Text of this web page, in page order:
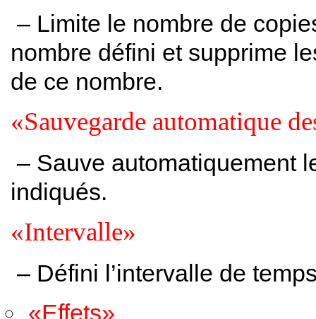
– Limite le nombre de
nombre défini et supprime
de ce nombre.
«Sauvegarde automatique
– Sauve automatiquement
indiqués.
«Intervalle»
– Défini l’intervalle de
«Effets»